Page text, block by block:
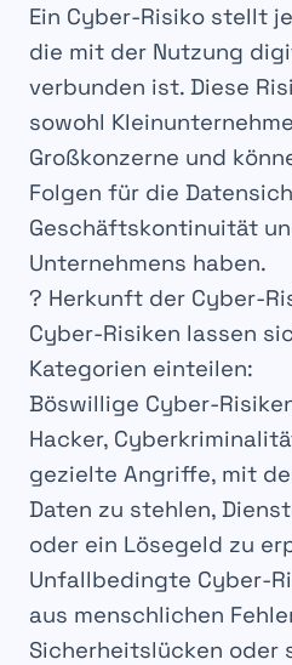
Ein Cyber-Risiko stellt
die mit der Nutzung
verbunden ist. Diese
sowohl
Großkonzerne und
Folgen für die
Geschäftskontinuität
Unternehmens haben.
? Herkunft der Cyber-
Cyber-Risiken lassen
Kategorien einteilen:
Böswillige Cyber-
Hacker,
gezielte Angriffe, mit
Daten zu stehlen,
oder ein Lösegeld zu
Unfallbedingte Cyber-
aus menschlichen
Sicherheitslücken oder